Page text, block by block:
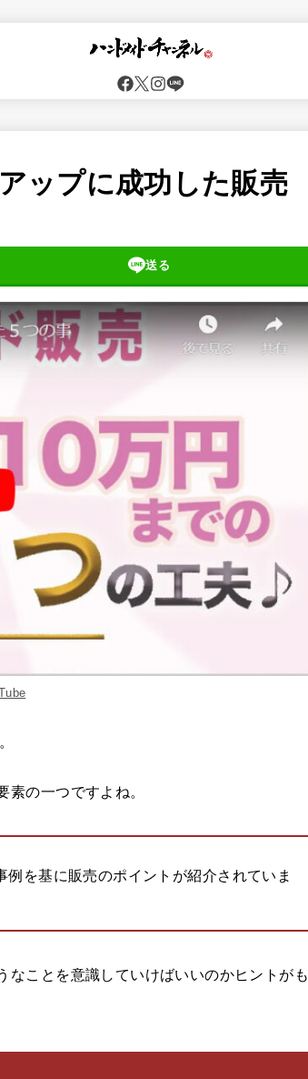
ップに成功した販売
送る
の一つですよね。
を基に販売のポイントが紹介されていま
ことを意識していけばいいのかヒントがも